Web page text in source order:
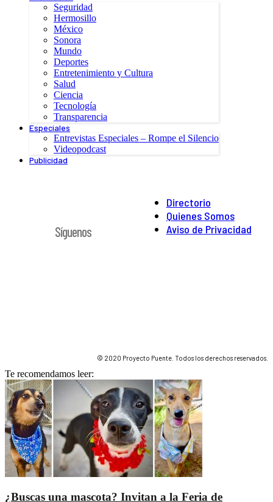
Seguridad
Hermosillo
México
Sonora
Mundo
Deportes
Entretenimiento y Cultura
Salud
Ciencia
Tecnología
Transparencia
Especiales
Entrevistas Especiales – Rompe el Silencio
Videopodcast
Publicidad
Directorio
Quienes Somos
Aviso de Privacidad
Síguenos
© 2020 Proyecto Puente. Todos los derechos reservados.
Te recomendamos leer:
¿Buscas una mascota? Invitan a la Feria de